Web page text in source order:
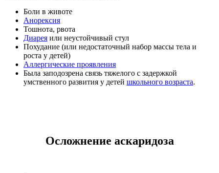
Боли в животе
Анорексия
Тошнота, рвота
Диарея или неустойчивый стул
Похудание (или недостаточный набор массы тела и
роста у детей)
Аллергические проявления
Была заподозрена связь тяжелого с задержкой
умственного развития у детей школьного возраста.
Осложнение аскаридоза